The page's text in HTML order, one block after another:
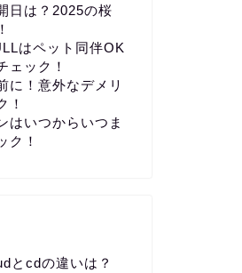
日は？2025の桜
はペット同伴OK
ェック！
に！意外なデメリ
！
はいつからいつま
ク！
とcdの違いは？